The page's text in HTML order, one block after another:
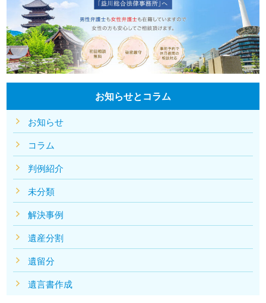
お知らせとコラム
お知らせ
コラム
判例紹介
未分類
解決事例
遺産分割
遺留分
遺言書作成